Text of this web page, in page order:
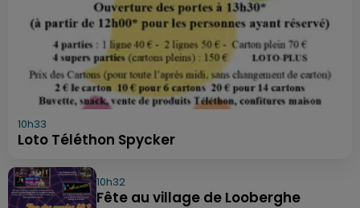
10h33
Loto Téléthon Spycker
10h32
Fête au village de Looberghe